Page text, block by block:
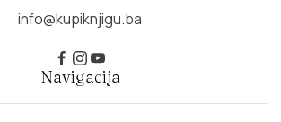
info@kupiknjigu.ba
Navigacija